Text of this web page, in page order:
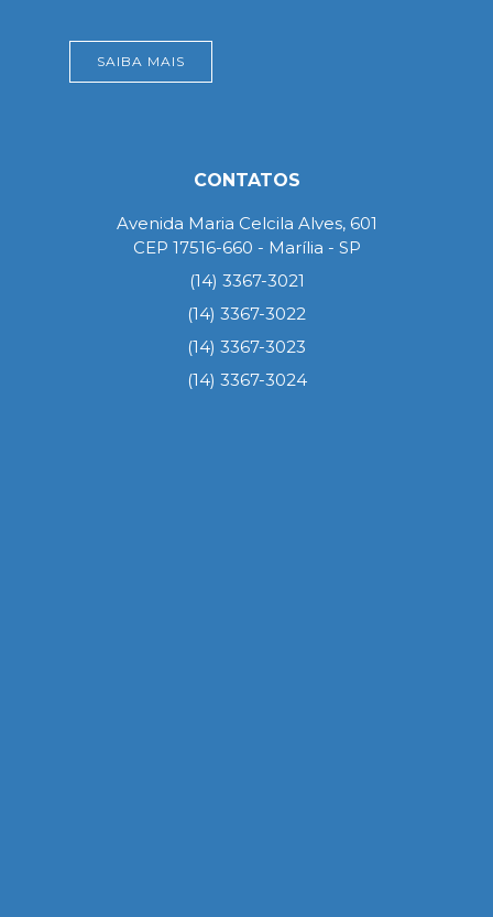
SAIBA MAIS
CONTATOS
Avenida Maria Celcila Alves, 601
CEP 17516-660 - Marília - SP
(14) 3367-3021
(14) 3367-3022
(14) 3367-3023
(14) 3367-3024